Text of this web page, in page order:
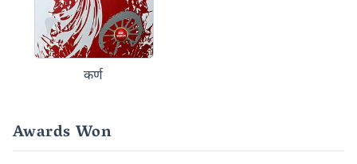
कर्ण
Awards Won